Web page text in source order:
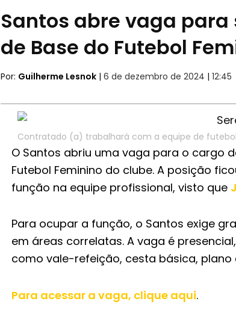
Santos abre vaga
de Base do Futebol
Por: Guilherme Lesnok| 6 de dezembro de 2024 | 12:45
Contratado (a) trabalhará com a equipe de
O Santos abriu uma vaga para o cargo
Futebol Feminino do clube. A posição
função na equipe profissional, visto que
Para ocupar a função, o Santos exige
em áreas correlatas. A vaga é
como vale-refeição, cesta básica, plano
Para acessar a vaga, clique aqui.